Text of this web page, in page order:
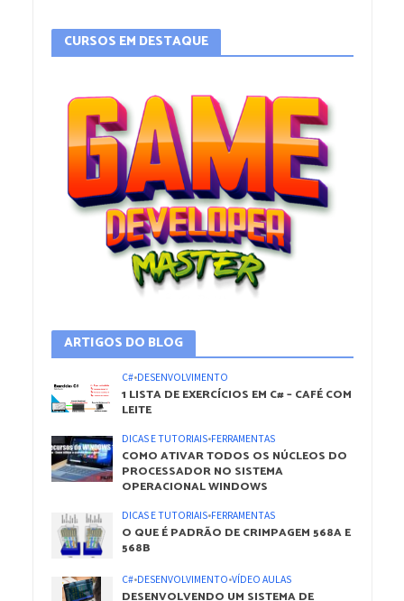
CURSOS EM DESTAQUE
ARTIGOS DO BLOG
C#•DESENVOLVIMENTO
1 LISTA DE EXERCÍCIOS EM C# – CAFÉ COM
LEITE
DICAS E TUTORIAIS•FERRAMENTAS
COMO ATIVAR TODOS OS NÚCLEOS DO
PROCESSADOR NO SISTEMA
OPERACIONAL WINDOWS
DICAS E TUTORIAIS•FERRAMENTAS
O QUE É PADRÃO DE CRIMPAGEM 568A E
568B
C#•DESENVOLVIMENTO•VÍDEO AULAS